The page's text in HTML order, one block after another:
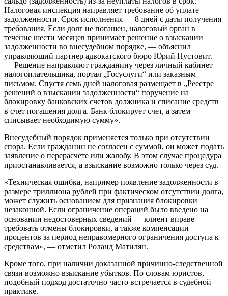
Налоговая инспекция направляет требование об уплате
задолженности. Срок исполнения — 8 дней с даты получения
требования. Если долг не погашен, налоговый орган в
течение шести месяцев принимает решение о взыскании
задолженности во внесудебном порядке, — объяснил
управляющий партнер адвокатского бюро Юрий Пустовит.
— Решение направляют гражданину через личный кабинет
налогоплательщика, портал „Госуслуги“ или заказным
письмом. Спустя семь дней налоговая размещает в „Реестре
решений о взыскании задолженности“ поручение на
блокировку банковских счетов должника и списание средств
в счет погашения долга. Банк блокирует счет, а затем
списывает необходимую сумму».
Внесудебный порядок применяется только при отсутствии
спора. Если гражданин не согласен с суммой, он может подать
заявление о перерасчете или жалобу. В этом случае процедура
приостанавливается, а взыскание возможно только через суд.
«Техническая ошибка, например появление задолженности в
размере триллиона рублей при фактическом отсутствии долга,
может служить основанием для признания блокировки
незаконной. Если ограничение операций было введено на
основании недостоверных сведений — клиент вправе
требовать отмены блокировки, а также компенсации
процентов за период неправомерного ограничения доступа к
средствам», — отметил Роланд Матилян.
Кроме того, при наличии доказанной причинно-следственной
связи возможно взыскание убытков. По словам юристов,
подобный подход достаточно часто встречается в судебной
практике.